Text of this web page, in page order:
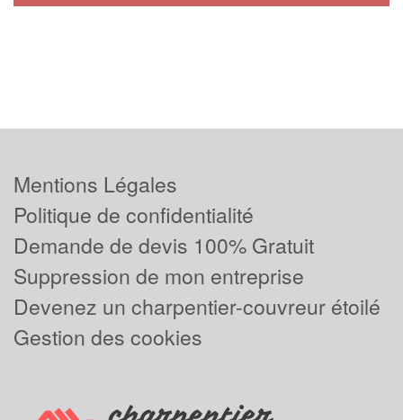
Mentions Légales
Politique de confidentialité
Demande de devis 100% Gratuit
Suppression de mon entreprise
Devenez un charpentier-couvreur étoilé
Gestion des cookies